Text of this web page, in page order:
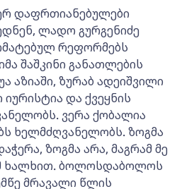
დაფრთიანებულები
ლადო გურგენიძე
რეფორმებს
შაშკინი განათლების
აზიაში, ზურაბ ადეიშვილი
და ქვეყნის
ვერა ქობალია
ხელმძღვანელობს. ზოგმა
ზოგმა არა, მაგრამ მე
ხალხით. ბოლოსდაბოლოს
მრავალი წლის